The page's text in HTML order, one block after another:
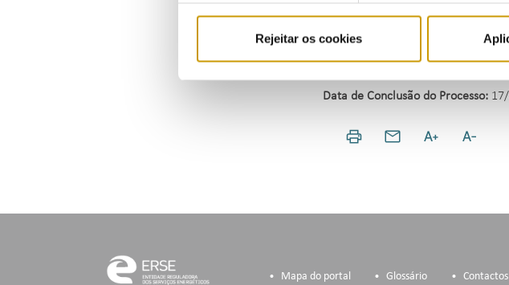
Rejeitar os cookies
pagamento voluntário da coima no
Artigo 5.º, n.º 1, al. a) e artigo
Data de Conclusão do Processo:
Mapa do portal Glossário Contactos